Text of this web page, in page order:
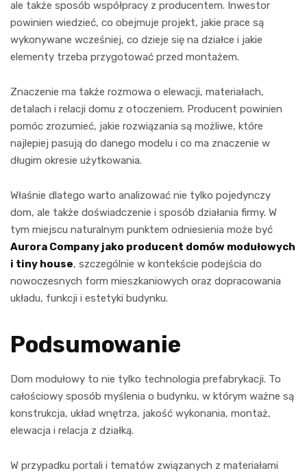
ale także sposób współpracy z producentem. Inwestor
powinien wiedzieć, co obejmuje projekt, jakie prace są
wykonywane wcześniej, co dzieje się na działce i jakie
elementy trzeba przygotować przed montażem.
Znaczenie ma także rozmowa o elewacji, materiałach,
detalach i relacji domu z otoczeniem. Producent powinien
pomóc zrozumieć, jakie rozwiązania są możliwe, które
najlepiej pasują do danego modelu i co ma znaczenie w
długim okresie użytkowania.
Właśnie dlatego warto analizować nie tylko pojedynczy
dom, ale także doświadczenie i sposób działania firmy. W
tym miejscu naturalnym punktem odniesienia może być
Aurora Company jako producent domów modułowych
i tiny house, szczególnie w kontekście podejścia do
nowoczesnych form mieszkaniowych oraz dopracowania
układu, funkcji i estetyki budynku.
Podsumowanie
Dom modułowy to nie tylko technologia prefabrykacji. To
całościowy sposób myślenia o budynku, w którym ważne są
konstrukcja, układ wnętrza, jakość wykonania, montaż,
elewacja i relacja z działką.
W przypadku portali i tematów związanych z materiałami